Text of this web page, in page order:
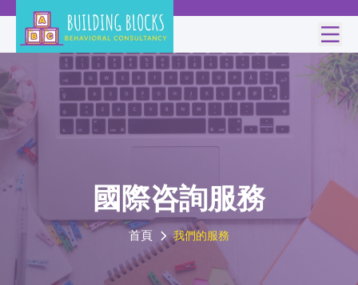
國際咨詢服務
首頁 我們的服務